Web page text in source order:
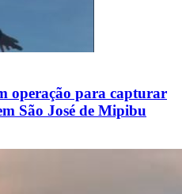
operação para capturar
São José de Mipibu